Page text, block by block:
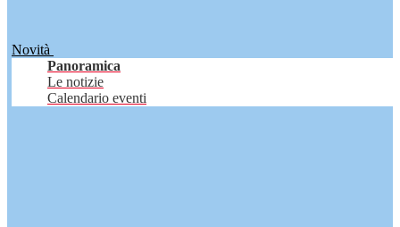
Novità
Panoramica
Le notizie
Calendario eventi